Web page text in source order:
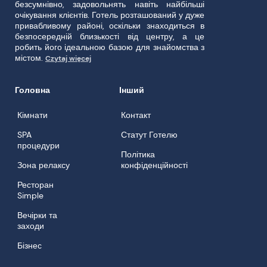
Готель Blue Diamond одне із найкомфортніших
місць на карті Жешува. Це бізнес-готель, який
відповідає найвищим стандартам якості. Вони,
безсумнівно, задовольнять навіть найбільші
очікування клієнтів. Готель розташований у дуже
привабливому районі, оскільки знаходиться в
робить його ідеальною базою для знайомства з
містом.
Кімнати
процедури
Зона релаксу
Ресторан
Simple
Контакт
Статут Готелю